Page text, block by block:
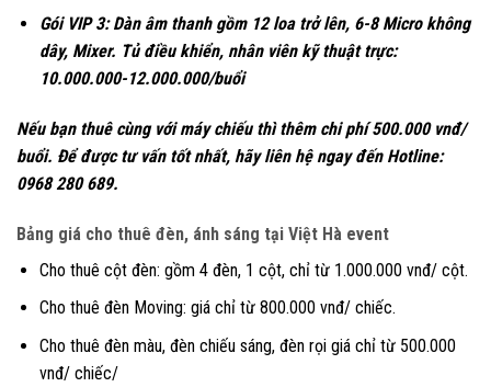
Gói VIP 3: Dàn âm thanh gồm 12 loa trở lên, 6-8 Micro không
dây, Mixer. Tủ điều khiển, nhân viên kỹ thuật trực:
10.000.000-12.000.000/buổi
Nếu bạn thuê cùng với máy chiếu thì thêm chi phí 500.000 vnđ/
buổi. Để được tư vấn tốt nhất, hãy liên hệ ngay đến Hotline:
0968 280 689.
Bảng giá cho thuê đèn, ánh sáng tại Việt Hà event
Cho thuê cột đèn: gồm 4 đèn, 1 cột, chỉ từ 1.000.000 vnđ/ cột.
Cho thuê đèn Moving: giá chỉ từ 800.000 vnđ/ chiếc.
Cho thuê đèn màu, đèn chiếu sáng, đèn rọi giá chỉ từ 500.000
vnđ/ chiếc/